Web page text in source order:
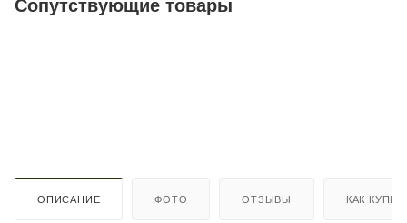
Сопутствующие товары
ОПИСАНИЕ ФОТО ОТЗЫВЫ КАК